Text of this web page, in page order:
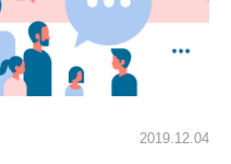
2019.12.04